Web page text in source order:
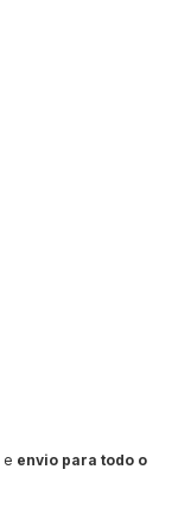
e envio para todo o